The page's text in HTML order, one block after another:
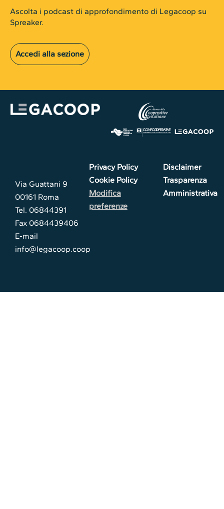
Ascolta i podcast di approfondimento di Legacoop su
Spreaker.
Accedi alla sezione
Via Guattani 9
00161 Roma
Tel. 06844391
Fax 0684439406
E-mail
info@legacoop.coop
Privacy Policy
Cookie Policy
Modifica
preferenze
Disclaimer
Trasparenza
Amministrativa